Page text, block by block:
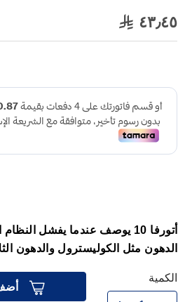
٤٣٫٤٥
أتورفا 10 يوصف عندما يفشل
الدهون مثل الكوليسترول والدهون
الكمية